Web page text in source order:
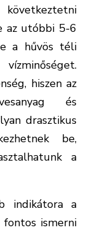
következtetni
az utóbbi 5-6
a hűvös téli
hiszen az
és
drasztikus
be,
a
indikátora a
ismerni